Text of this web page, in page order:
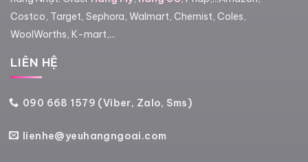
Costco, Target, Sephora, Walmart, Chemist, Coles,
WoolWorths, K-mart,...
LIÊN HỆ
090 668 1579 (Viber, Zalo, Sms)
lienhe@yeuhangngoai.com